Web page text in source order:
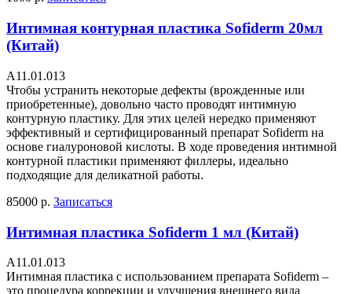
Интимная контурная пластика Sofiderm 20мл
(Китай)
А11.01.013
Чтобы устранить некоторые дефекты (врожденные или
приобретенные), довольно часто проводят интимную
контурную пластику. Для этих целей нередко применяют
эффективный и сертифицированный препарат Sofiderm на
основе гиалуроновой кислоты. В ходе проведения интимной
контурной пластики применяют филлеры, идеально
подходящие для деликатной работы.
85000 р. Записаться
Интимная пластика Sofiderm 1 мл (Китай)
А11.01.013
Интимная пластика с использованием препарата Sofiderm –
это процедура коррекции и улучшения внешнего вида